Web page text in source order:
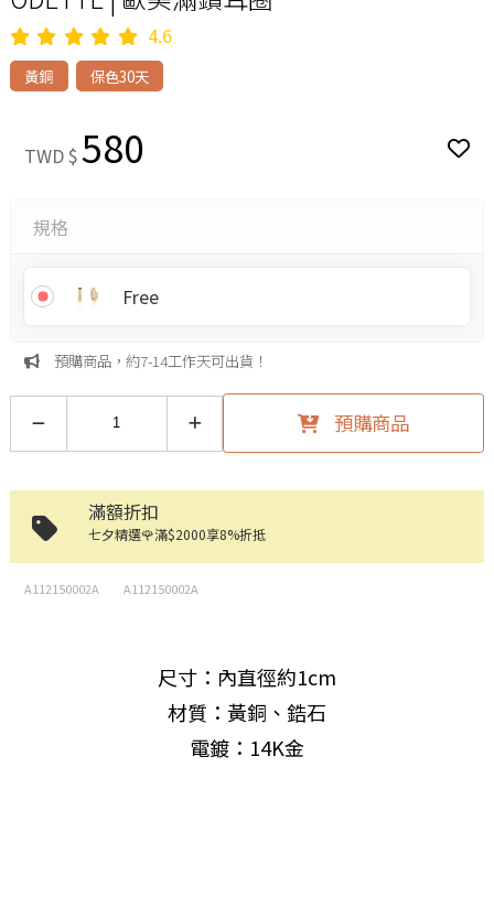
4.6
黃銅 保色30天
TWD $580
規格
Free
預購商品，約7-14工作天可出貨！
預購商品
滿額折扣
七夕精選🌹滿$2000享8%折抵
A112150002A A112150002A
尺寸：內直徑約1cm
材質：黃銅、鋯石
電鍍：14K金